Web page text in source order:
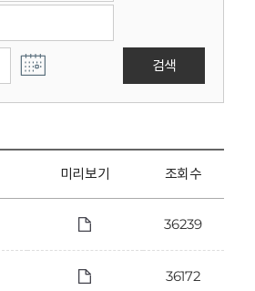
검색
미리보기 조회수
36239
36172